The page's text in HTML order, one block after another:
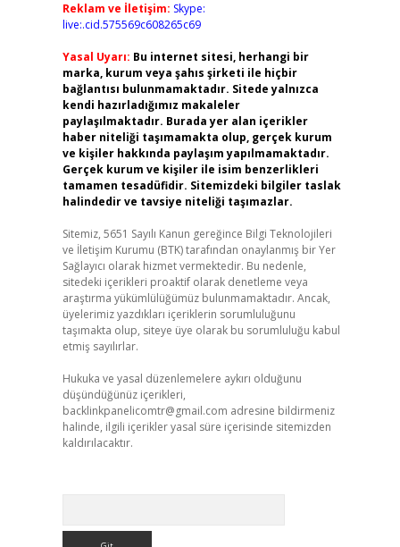
Reklam ve İletişim: Skype:
live:.cid.575569c608265c69
Yasal Uyarı: Bu internet sitesi, herhangi bir
marka, kurum veya şahıs şirketi ile hiçbir
bağlantısı bulunmamaktadır. Sitede yalnızca
kendi hazırladığımız makaleler
paylaşılmaktadır. Burada yer alan içerikler
haber niteliği taşımamakta olup, gerçek kurum
ve kişiler hakkında paylaşım yapılmamaktadır.
Gerçek kurum ve kişiler ile isim benzerlikleri
tamamen tesadüfidir. Sitemizdeki bilgiler taslak
halindedir ve tavsiye niteliği taşımazlar.
Sitemiz, 5651 Sayılı Kanun gereğince Bilgi Teknolojileri
ve İletişim Kurumu (BTK) tarafından onaylanmış bir Yer
Sağlayıcı olarak hizmet vermektedir. Bu nedenle,
sitedeki içerikleri proaktif olarak denetleme veya
araştırma yükümlülüğümüz bulunmamaktadır. Ancak,
üyelerimiz yazdıkları içeriklerin sorumluluğunu
taşımakta olup, siteye üye olarak bu sorumluluğu kabul
etmiş sayılırlar.
Hukuka ve yasal düzenlemelere aykırı olduğunu
düşündüğünüz içerikleri,
backlinkpanelicomtr@gmail.com adresine bildirmeniz
halinde, ilgili içerikler yasal süre içerisinde sitemizden
kaldırılacaktır.